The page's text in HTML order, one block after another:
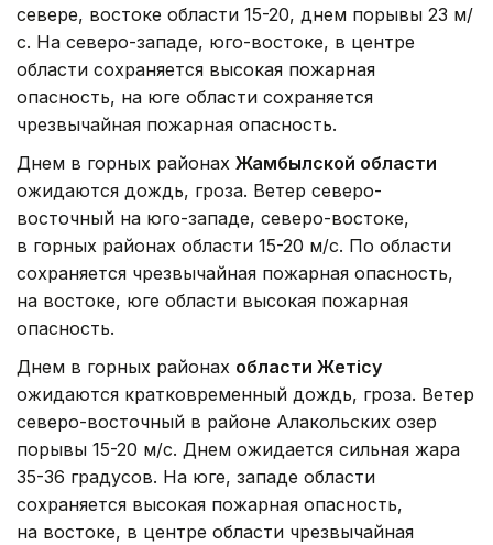
севере, востоке области 15-20, днем порывы 23 м/
с. На северо-западе, юго-востоке, в центре
области сохраняется высокая пожарная
опасность, на юге области сохраняется
чрезвычайная пожарная опасность.
Днем в горных районах Жамбылской области
ожидаются дождь, гроза. Ветер северо-
восточный на юго-западе, северо-востоке,
в горных районах области 15-20 м/с. По области
сохраняется чрезвычайная пожарная опасность,
на востоке, юге области высокая пожарная
опасность.
Днем в горных районах области Жетісу
ожидаются кратковременный дождь, гроза. Ветер
северо-восточный в районе Алакольских озер
порывы 15-20 м/с. Днем ожидается сильная жара
35-36 градусов. На юге, западе области
сохраняется высокая пожарная опасность,
на востоке, в центре области чрезвычайная